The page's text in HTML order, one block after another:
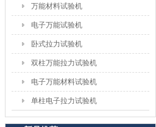
万能材料试验机
电子万能试验机
卧式拉力试验机
双柱万能拉力试验机
电子万能材料试验机
单柱电子拉力试验机